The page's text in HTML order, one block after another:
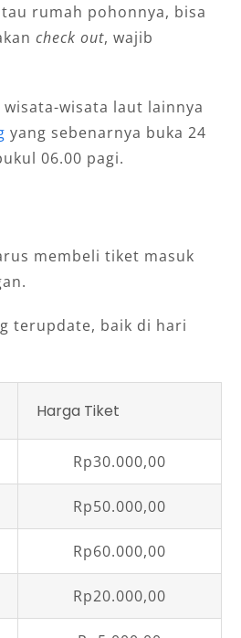
rumah pohonnya, bisa
check out, wajib
wisata laut lainnya
yang sebenarnya buka 24
06.00 pagi.
membeli tiket masuk
terupdate, baik di hari
Harga Tiket
Rp30.000,00
Rp50.000,00
Rp60.000,00
Rp20.000,00